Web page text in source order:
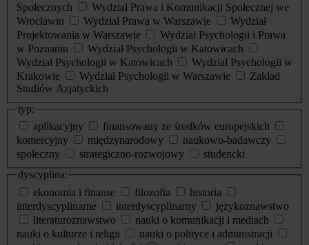
Społecznych
Wydział Prawa i Komunikacji Społecznej we
Wrocławiu
Wydział Prawa w Warszawie
Wydział
Projektowania w Warszawie
Wydział Psychologii i Prawa
w Poznaniu
Wydział Psychologii w Katowicach
Wydział Psychologii w Katowicach
Wydział Psychologii w
Krakowie
Wydział Psychologii w Warszawie
Zakład
Studiów Azjatyckich
typ:
aplikacyjny
finansowany ze środków europejskich
komercyjny
międzynarodowy
naukowo-badawczy
społeczny
strategiczno-rozwojowy
studencki
dyscyplina:
ekonomia i finanse
filozofia
historia
interdyscyplinarne
interdyscyplinarny
językoznawstwo
literaturoznawstwo
nauki o komunikacji i mediach
nauki o kulturze i religii
nauki o polityce i administracji